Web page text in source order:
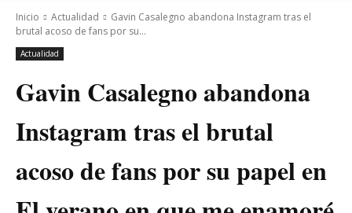
Inicio Actualidad
Gavin Casalegno abandona Instagram tras el
brutal acoso de fans por su...
Actualidad
Gavin Casalegno abandona
Instagram tras el brutal
acoso de fans por su papel en